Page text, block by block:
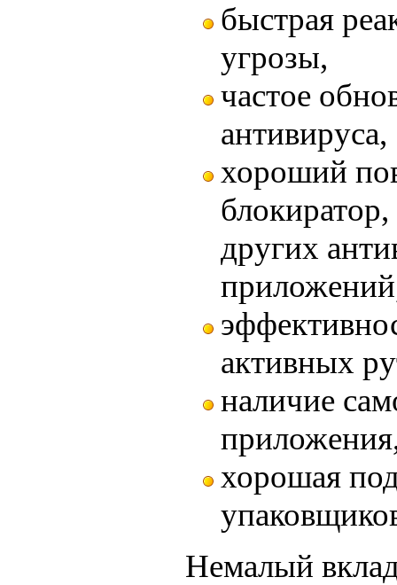
быстрая
угрозы,
частое
антивируса,
хороший
других
активных
наличие
хорошая
Немалый